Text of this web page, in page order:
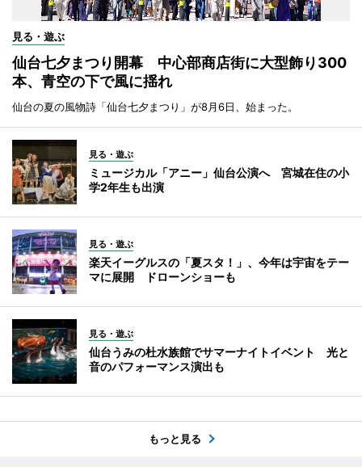
見る・遊ぶ
仙台七夕まつり開幕 中心部商店街に大型飾り300
本、青空の下で風に揺れ
仙台の夏の風物詩「仙台七夕まつり」が8月6日、始まった。
見る・遊ぶ
ミュージカル「アニー」仙台公演へ 宮城在住の小
学2年生も出演
見る・遊ぶ
楽天イーグルスの「夏スタ！」、今年は宇宙をテー
マに展開 ドローンショーも
見る・遊ぶ
仙台うみの杜水族館でサマーナイトイベント 光と
音のパフォーマンス演出も
もっと見る